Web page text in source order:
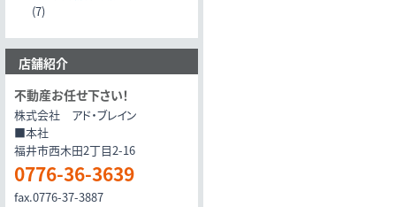
(7)
店舗紹介
不動産お任せ下さい！
株式会社 アド・ブレイン
■本社
福井市西木田2丁目2-16
0776-36-3639
fax.0776-37-3887